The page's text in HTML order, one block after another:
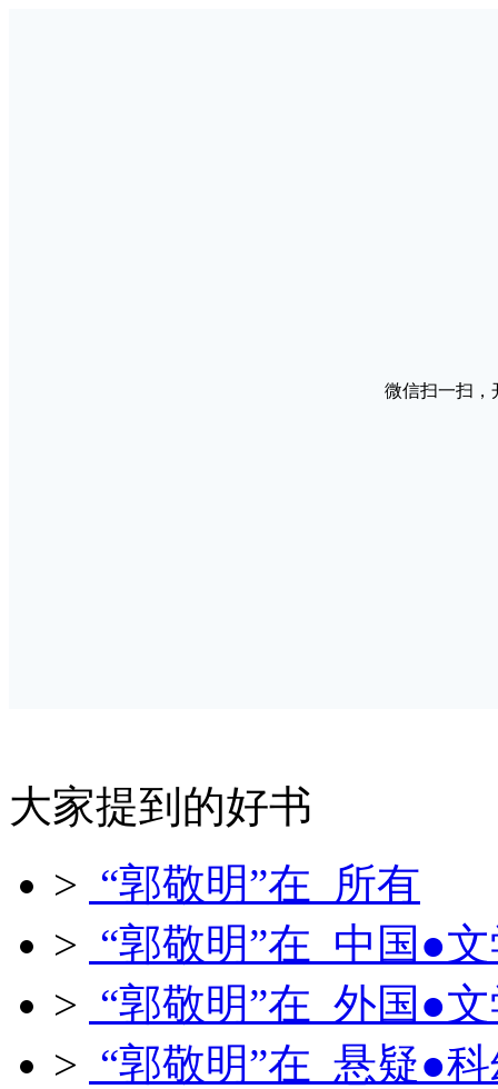
微信扫一扫，
大家提到的好书
> “郭敬明”在 所有
> “郭敬明”在 中国●
> “郭敬明”在 外国●
> “郭敬明”在 悬疑●